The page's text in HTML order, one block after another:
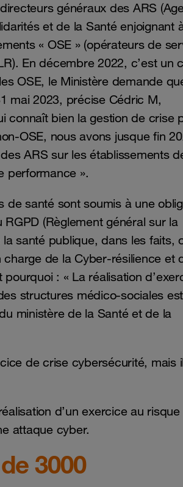
généraux des ARS
et de la Santé enjoignant
« OSE » (opérateurs de
En décembre 2022, c’est un
OSE, le Ministère demande
mai 2023, précise Cédric M,
connaît bien la gestion de crise
OSE, nous avons jusque fin
ARS sur les établissements
performance ».
santé sont soumis à une
(Règlement général sur la
santé publique, dans les faits,
de la Cyber-résilience et
: « La réalisation
structures médico-sociales est
ministère de la Santé et de la
de crise cybersécurité, mais
d’un exercice au
attaque cyber.
3000